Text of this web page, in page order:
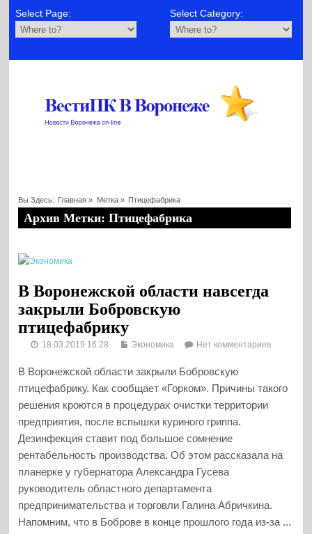
Select Page: Select Category:
Вы Здесь: Главная » Метка » Птицефабрика
Архив Метки: Птицефабрика
В Воронежской области навсегда
закрыли Бобровскую
птицефабрику
18.03.2019 16:28 Экономика Нет комментариев
В Воронежской области закрыли Бобровскую
птицефабрику. Как сообщает «Горком». Причины такого
решения кроются в процедурах очистки территории
предприятия, после вспышки куриного гриппа.
Дезинфекция ставит под большое сомнение
рентабельность производства. Об этом рассказала на
планерке у губернатора Александра Гусева
руководитель областного департамента
предпринимательства и торговли Галина Абричкина.
Напомним, что в Боброве в конце прошлого года из-за ...